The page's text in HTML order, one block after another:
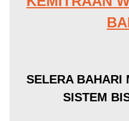
SELERA BAHARI
SISTEM